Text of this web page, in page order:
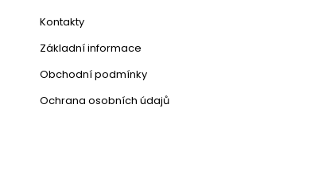
Kontakty
Základní informace
Obchodní podmínky
Ochrana osobních údajů